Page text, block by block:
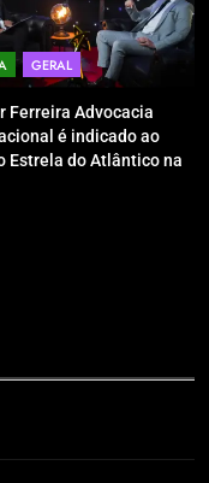
GERAL
Ferreira Advocacia
é indicado ao
Estrela do Atlântico na